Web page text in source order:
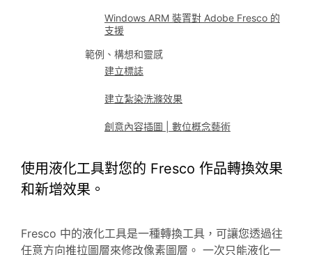
Windows ARM 裝置對 Adobe Fresco 的
支援
範例、構想和靈感
建立標誌
建立紮染洗滌效果
創意內容插圖 | 數位概念藝術
使用液化工具對您的 Fresco 作品轉換效果
和新增效果。
Fresco 中的液化工具是一種轉換工具，可讓您透過往
任意方向推拉圖層來修改像素圖層。 一次只能液化一